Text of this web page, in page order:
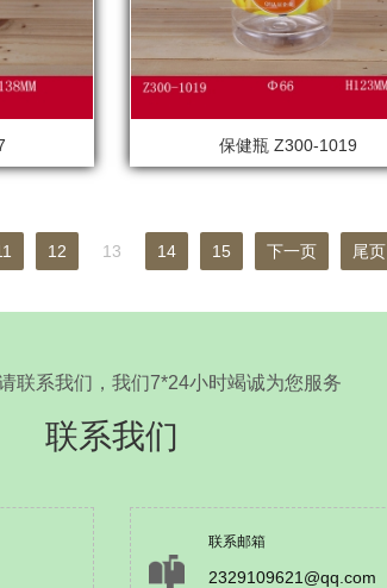
保健瓶 Z300-1019
12 13 14 15 下一页 尾页
联系我们，我们7*24小时竭诚为您服务
联系我们
联系邮箱
2329109621@qq.com